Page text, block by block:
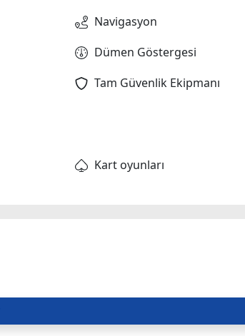
Navigasyon
Dümen Göstergesi
Tam Güvenlik Ekipmanı
Kart oyunları